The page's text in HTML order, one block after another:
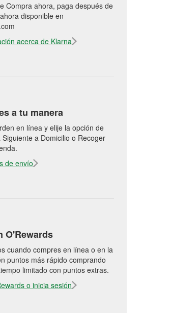
Compra ahora, paga después de
disponible en
acerca de Klarna
a tu manera
en línea y elije la opción de
a Domicilio o Recoger
de envío
O'Rewards
cuando compres en línea o en la
puntos más rápido comprando
limitado con puntos extras.
o inicia sesión